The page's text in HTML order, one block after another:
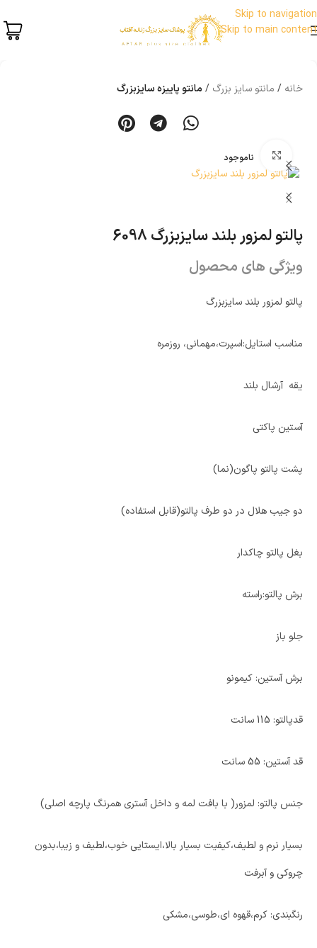
Skip to navigation
Skip to main content
خانه مانتو سایز بزرگ مانتو پاییزه سایزبزرگ
ناموجود
بزرگنمایی تصویر
پالتو لمزور بلند سایزبزرگ 6098
ویژگی های محصول
پالتو لمزور بلند سایزبزرگ
مناسب استایل:اسپرت،مهمانی، روزمره
یقه آرشال بلند
آستین پاکتی
پشت پالتو پاگون(نما)
دو جیب هلال در دو طرف پالتو(قابل استفاده)
بغل پالتو چاکدار
برش پالتو:راسته
جلو باز
برش آستین: کیمونو
قدپالتو: 115 سانت
قد آستین: 55 سانت
جنس پالتو: لمزور( با بافت لمه و داخل آستری همرنگ پارچه اصلی)
بسیار نرم و لطیف،کیفیت بسیار بالا،ایستایی خوب،لطیف و زیبا،بدون
چروکی و آبرفت
رنگبندی: کرم،قهوه ای،طوسی،مشکی